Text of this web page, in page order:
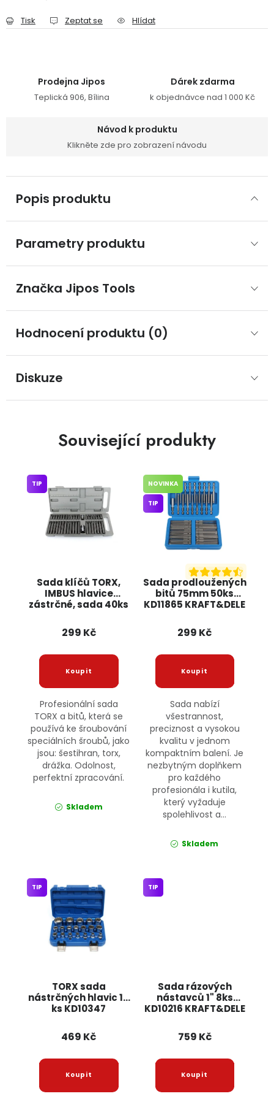
Tisk Zeptat se Hlídat
Prodejna Jipos
Teplická 906, Bílina
Dárek zdarma
k objednávce nad 1 000 Kč
Návod k produktu
Klikněte zde pro zobrazení návodu
Popis produktu
Parametry produktu
Značka Jipos Tools
Hodnocení produktu (0)
Diskuze
Související produkty
Sada klíčů TORX,
IMBUS hlavice
zástrčné, sada 40ks
TIP
299 Kč
Profesionální sada
TORX a bitů, která se
používá ke šroubování
speciálních šroubů, jako
jsou: šestihran, torx,
drážka. Odolnost,
perfektní zpracování.
Skladem
Sada prodloužených
bitů 75mm 50ks
KD11865 KRAFT&DELE
NOVINKA
TIP
299 Kč
Sada nabízí
všestrannost,
preciznost a vysokou
kvalitu v jednom
kompaktním balení. Je
nezbytným doplňkem
pro každého
profesionála i kutila,
který vyžaduje
spolehlivost a...
Skladem
TORX sada
nástrčných hlavic 19
ks KD10347
TIP
469 Kč
Sada rázových
nástavců 1" 8ks
KD10216 KRAFT&DELE
TIP
759 Kč